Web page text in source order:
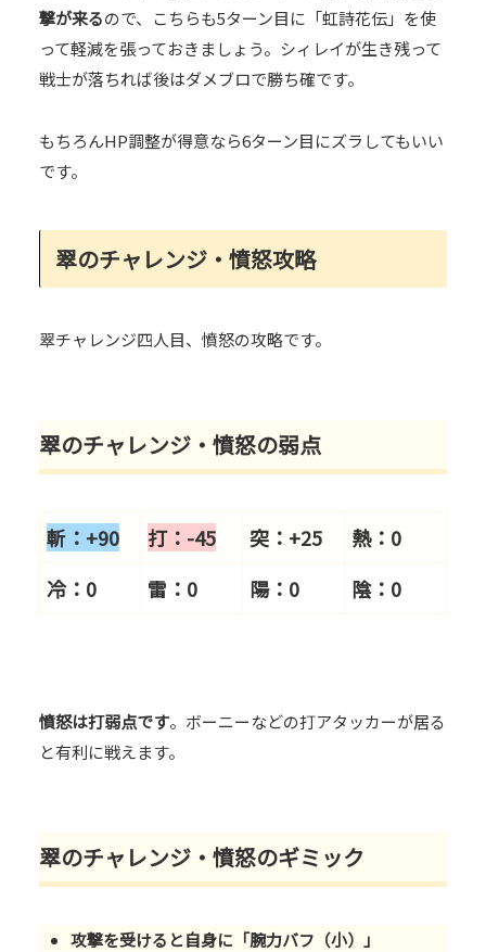
撃が来るので、こちらも5ターン目に「虹詩花伝」を使
って軽減を張っておきましょう。シィレイが生き残って
戦士が落ちれば後はダメブロで勝ち確です。
もちろんHP調整が得意なら6ターン目にズラしてもいい
です。
翠のチャレンジ・憤怒攻略
翠チャレンジ四人目、憤怒の攻略です。
翠のチャレンジ・憤怒の弱点
斬：+90 打：-45 突：+25
熱：0
冷：0
雷：0 陽：0 陰：0
憤怒は打弱点です。ボーニーなどの打アタッカーが居る
と有利に戦えます。
翠のチャレンジ・憤怒のギミック
攻撃を受けると自身に「腕力バフ（小）」